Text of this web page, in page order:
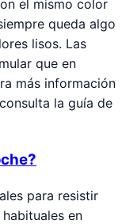
el mismo color
queda algo
lisos. Las
que en
más información
la guía de
para resistir
en